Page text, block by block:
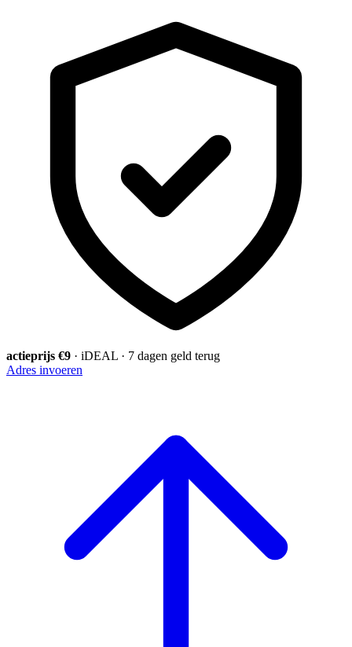
actieprijs €9 · iDEAL · 7 dagen geld terug
Adres invoeren